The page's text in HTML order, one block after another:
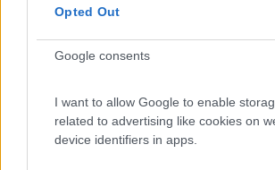
Opted Out
Google consents
I want to allow Google to enable
related to advertising like cookies on
device identifiers in apps.
connessioni...è conosciuto,
Gianfranco